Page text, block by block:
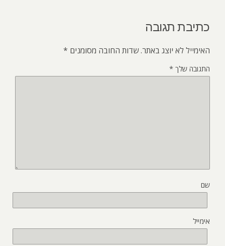
כתיבת תגובה
האימייל לא יוצג באתר.שדות החובה מסומנים *
התגובה שלך *
שם
אימייל